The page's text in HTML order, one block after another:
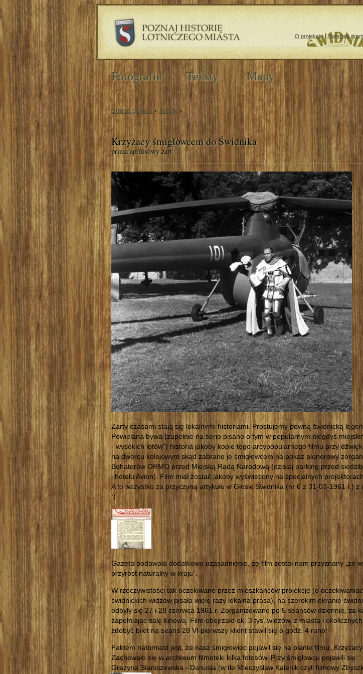
Strona główna › Teksty ›
Krzyżacy śmigłowcem do Świdnika
prima aprilisowy żart
Żarty czasami stają się lokalnymi historiami. Prostujemy pewną świdnicką
Powielana bywa (zupełnie na serio pisano o tym w popularnym niegdyś
- wysokich lotów") historia jakoby kopie tego arcypopularnego filmu przy
na dworcu kolejowym skąd zabrano je śmigłowcem na pokaz plenerowy
Bohaterów ORMO przed Miejską Radą Narodową (dzisiaj parking przed
i hotelu Avion). Film miał zostać jakoby wyświetlony na specjalnych
A to wszystko za przyczyną artykułu w Głosie Świdnika (nr 6 z 31-03-1961 r.)
:)
Gazeta podawała dodatkowo uzasadnienie, że film został nam przyznany „ze
przyrost naturalny w kraju".
W rzeczywistości tak oczekiwane przez mieszkańców projekcje (o
świdnickich widzów pisała wiele razy lokalna prasa), na szerokim ekranie
odbyły się 27 i 28 czerwca 1961 r. Zorganizowano po 5 seansów dziennie, za
zapełniając salę kinową. Film obejrzało ok. 3 tys. widzów, z miasta i
zdobyć bilet na seans 28 VI pierwszy klient stawił się o godz. 4 rano!
Faktem natomiast jest, że nasz śmigłowiec pojawił się na planie filmu
Zachowało się w archiwum filmoteki kilka fotosów. Przy śmigłowcu pojawili się:
Grażyna Staniszewska - Danusia (w tle Mieczysław Kalenik czyli filmowy
Fotografie Teksty Mapy
O projekcie|Materiały